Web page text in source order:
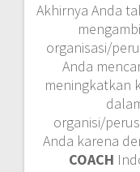
Akhirnya Anda
organisasi/
Anda
meningkatkan
organisi/
Anda karena
COACH